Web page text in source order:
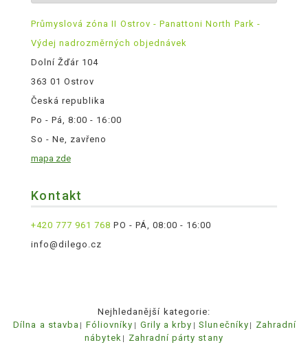
Průmyslová zóna II Ostrov - Panattoni North Park -
Výdej nadrozměrných objednávek
Dolní Žďár 104
363 01 Ostrov
Česká republika
Po - Pá, 8:00 - 16:00
So - Ne, zavřeno
mapa zde
Kontakt
+420 777 961 768 PO - PÁ, 08:00 - 16:00
info@dilego.cz
Nejhledanější kategorie:
Dílna a stavba
Fóliovníky Grily a krby Slunečníky
Zahradní
nábytek
Zahradní párty stany